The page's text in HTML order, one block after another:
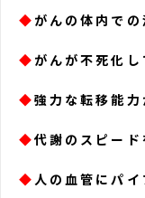
◆ がんの体内で
◆ がんが不死化し
◆強力な転移能力
◆代謝のスピー
◆人の血管にパ